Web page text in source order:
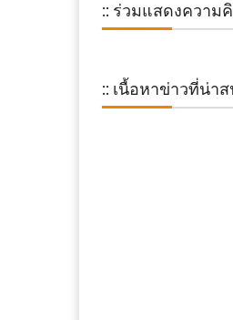
:: ร่วมแสดงความ
:: เนื้อหาข่าวที่น่าส